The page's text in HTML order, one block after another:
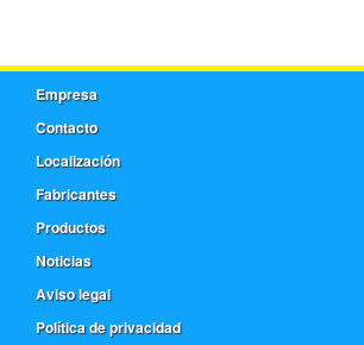
Empresa
Contacto
Localización
Fabricantes
Productos
Noticias
Aviso legal
Política de privacidad